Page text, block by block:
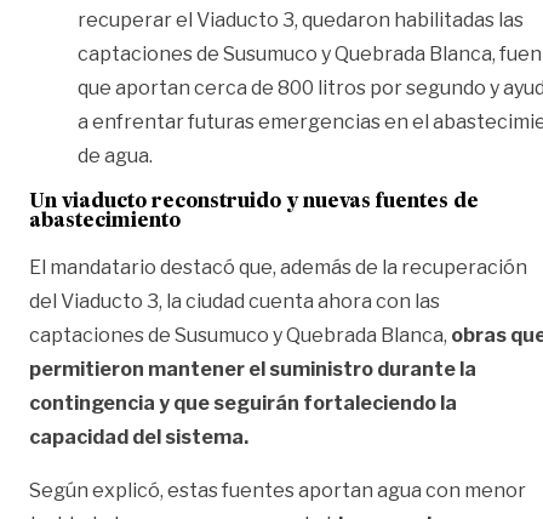
recuperar el Viaducto 3, quedaron habilitadas las
captaciones de Susumuco y Quebrada Blanca,
que aportan cerca de 800 litros por segundo y
a enfrentar futuras emergencias en el
de agua.
Un viaducto reconstruido y nuevas fuentes de
abastecimiento
El mandatario destacó que, además de la recuperación
del Viaducto 3, la ciudad cuenta ahora con las
captaciones de Susumuco y Quebrada Blanca, obras
permitieron mantener el suministro durante la
contingencia y que seguirán fortaleciendo la
capacidad del sistema.
Según explicó, estas fuentes aportan agua con menor